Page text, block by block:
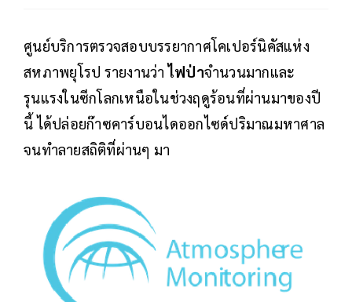
ศูนย์บริการตรวจสอบบรรยากาศโคเปอร์นิคัสแห่ง
สหภาพยุโรป รายงานว่าไฟป่าจำนวนมากและ
รุนแรงในซีกโลกเหนือในช่วงฤดูร้อนที่ผ่านมาของปี
นี้ ได้ปล่อยก๊าซคาร์บอนไดออกไซด์ปริมาณมหาศาล
จนทำลายสถิติที่ผ่านๆ มา